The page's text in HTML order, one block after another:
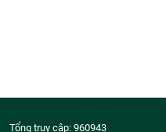
Tổng truy cập: 960943